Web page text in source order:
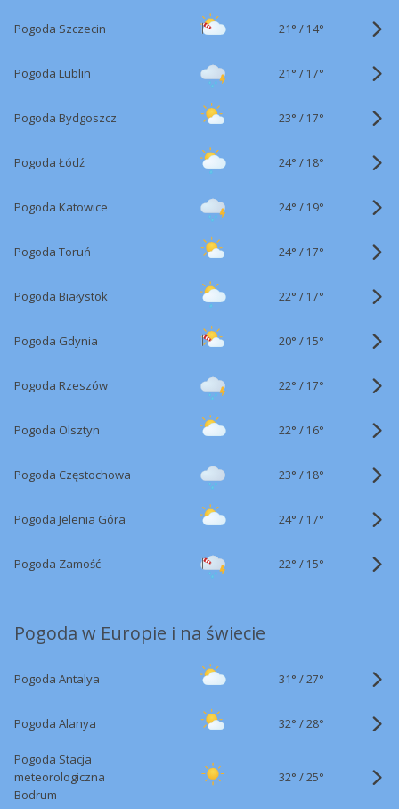
Pogoda Szczecin 21° / 14°
Pogoda Lublin 21° / 17°
Pogoda Bydgoszcz 23° / 17°
Pogoda Łódź 24° / 18°
Pogoda Katowice 24° / 19°
Pogoda Toruń 24° / 17°
Pogoda Białystok 22° / 17°
Pogoda Gdynia 20° / 15°
Pogoda Rzeszów 22° / 17°
Pogoda Olsztyn 22° / 16°
Pogoda Częstochowa 23° / 18°
Pogoda Jelenia Góra 24° / 17°
Pogoda Zamość 22° / 15°
Pogoda w Europie i na świecie
Pogoda Antalya 31° /27°
Pogoda Alanya 32° /28°
Pogoda Stacja
meteorologiczna
Bodrum
32° /25°